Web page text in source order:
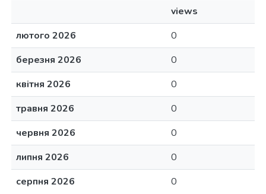
views
лютого 2026
0
березня 2026
0
квітня 2026
0
травня 2026
0
червня 2026
0
липня 2026
0
серпня 2026
0